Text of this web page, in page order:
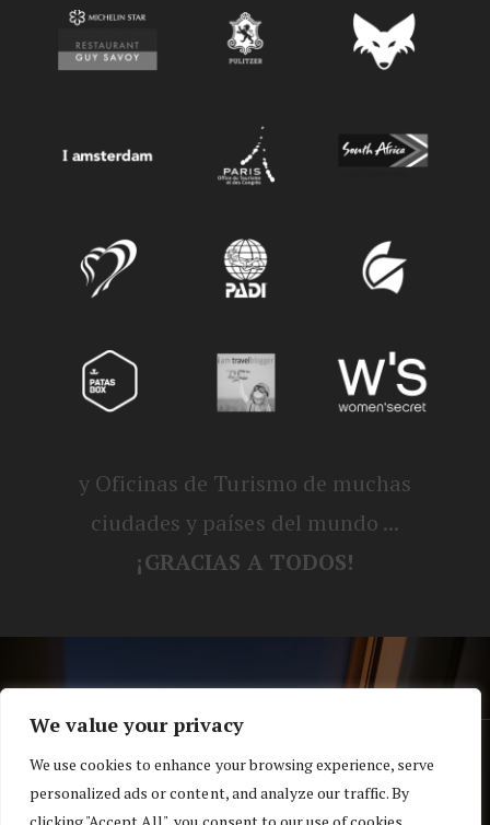
We value your privacy
We use cookies to enhance your browsing experience, serve
personalized ads or content, and analyze our traffic. By
y Oficinas de Turismo de muchas
ciudades y países del mundo ...
¡GRACIAS A TODOS!
® Blog personal de Alex, Nerea, Turbo y
Koko |Política de privacidad y cookies